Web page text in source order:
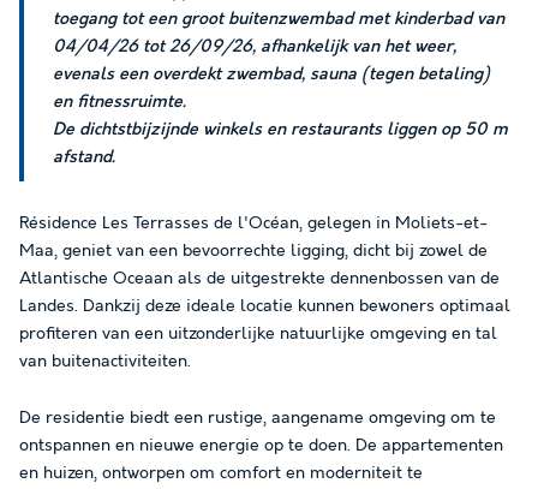
toegang tot een groot buitenzwembad met kinderbad van
04/04/26 tot 26/09/26, afhankelijk van het weer,
evenals een overdekt zwembad, sauna (tegen betaling)
en fitnessruimte.
De dichtstbijzijnde winkels en restaurants liggen op 50 m
afstand.
Résidence Les Terrasses de l'Océan, gelegen in Moliets-et-
Maa, geniet van een bevoorrechte ligging, dicht bij zowel de
Atlantische Oceaan als de uitgestrekte dennenbossen van de
Landes. Dankzij deze ideale locatie kunnen bewoners optimaal
profiteren van een uitzonderlijke natuurlijke omgeving en tal
van buitenactiviteiten.
De residentie biedt een rustige, aangename omgeving om te
ontspannen en nieuwe energie op te doen. De appartementen
en huizen, ontworpen om comfort en moderniteit te